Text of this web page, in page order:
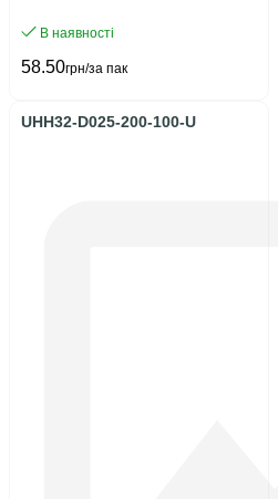
В наявності
58.50грн/за пак
UHH32-D025-200-100-U